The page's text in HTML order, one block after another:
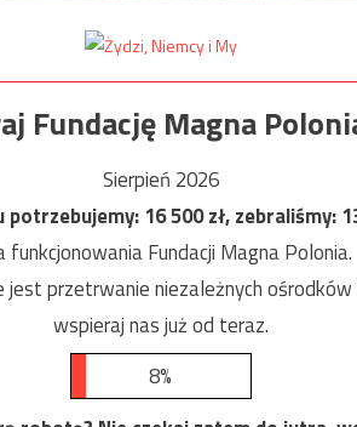
Fundację Magna
Sierpień 2026
potrzebujemy:16 500zł, zebraliśmy:
Fundacji Magna Polonia.
przetrwanie niezależnych ośrodków
wspieraj nas już od teraz.
8%